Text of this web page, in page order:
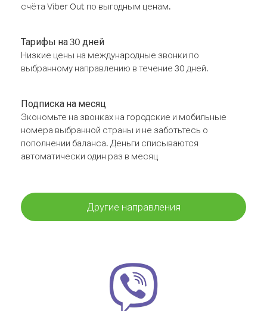
счёта Viber Out по выгодным ценам.
Тарифы на 30 дней
Низкие цены на международные звонки по
выбранному направлению в течение 30 дней.
Подписка на месяц
Экономьте на звонках на городские и мобильные
номера выбранной страны и не заботьтесь о
пополнении баланса. Деньги списываются
автоматически один раз в месяц
Другие направления